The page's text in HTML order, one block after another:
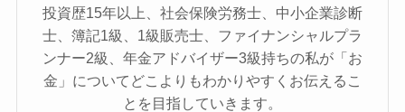
投資歴15年以上、社会保険労務士、中小企業診断
士、簿記1級、1級販売士、ファイナンシャルプラ
ンナー2級、年金アドバイザー3級持ちの私が「お
金」についてどこよりもわかりやすくお伝えるこ
とを目指していきます。